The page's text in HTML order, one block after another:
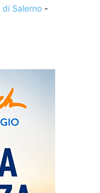
Salerno -